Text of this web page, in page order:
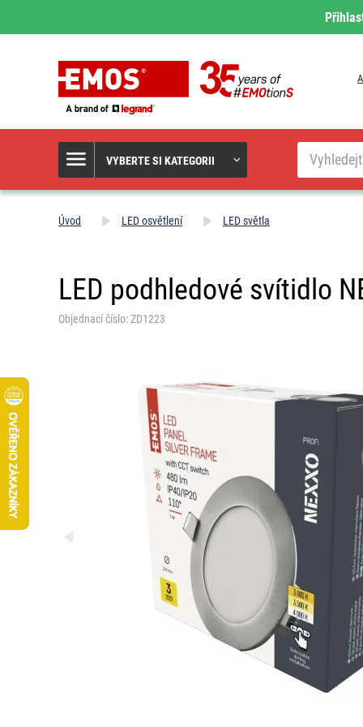
VYBERTE SI KATEGORII
Hledat
Úvod LED osvětlení LED světla
LED podhledové svítidlo
Objednací číslo: ZD1223